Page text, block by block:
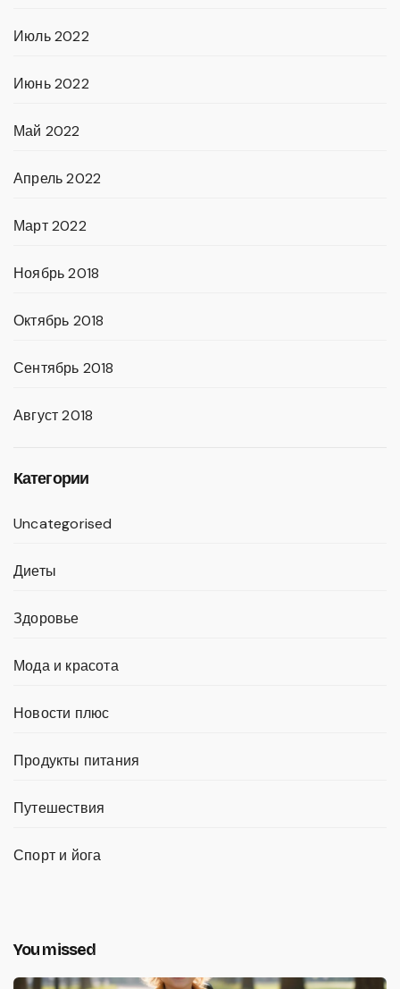
Июль 2022
Июнь 2022
Май 2022
Апрель 2022
Март 2022
Ноябрь 2018
Октябрь 2018
Сентябрь 2018
Август 2018
Категории
Uncategorised
Диеты
Здоровье
Мода и красота
Новости плюс
Продукты питания
Путешествия
Спорт и йога
You missed